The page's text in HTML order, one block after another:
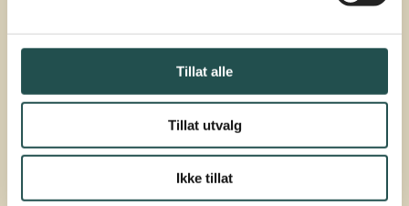
Tillat alle
Tillat utvalg
Ikke tillat
Pakkeliste: Niste, vann, ev. sjekkliste. Skal dere
henge opp fuglekasse, trenger dere òg å ta med
den, pluss ståltråd eller strips for montering på